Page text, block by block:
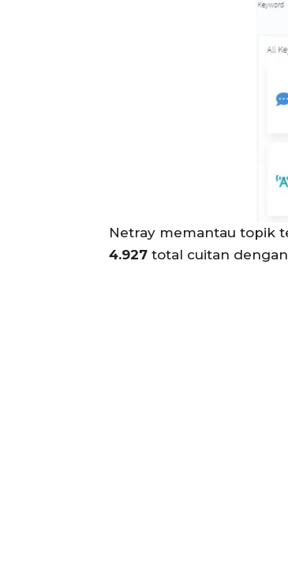
Netray memantau topik
4.927 total cuitan